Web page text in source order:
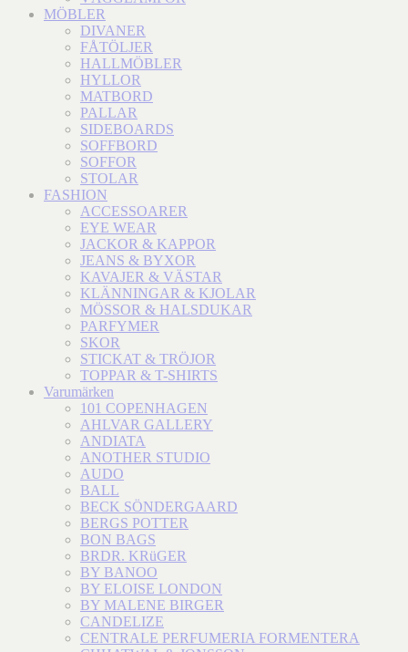
MÖBLER
DIVANER
FÅTÖLJER
HALLMÖBLER
HYLLOR
MATBORD
PALLAR
SIDEBOARDS
SOFFBORD
SOFFOR
STOLAR
FASHION
ACCESSOARER
EYE WEAR
JACKOR & KAPPOR
JEANS & BYXOR
KAVAJER & VÄSTAR
KLÄNNINGAR & KJOLAR
MÖSSOR & HALSDUKAR
PARFYMER
SKOR
STICKAT & TRÖJOR
TOPPAR & T-SHIRTS
Varumärken
101 COPENHAGEN
AHLVAR GALLERY
ANDIATA
ANOTHER STUDIO
AUDO
BALL
BECK SÖNDERGAARD
BERGS POTTER
BON BAGS
BRDR. KRüGER
BY BANOO
BY ELOISE LONDON
BY MALENE BIRGER
CANDELIZE
CENTRALE PERFUMERIA FORMENTERA